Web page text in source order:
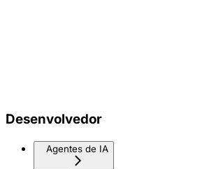
Desenvolvedor
Agentes de IA